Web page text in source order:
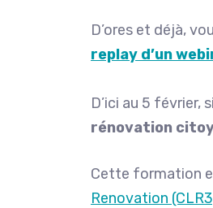
D’ores et déjà,
replay d’un
D’ici au 5 février,
rénovation
Cette formation
Renovation